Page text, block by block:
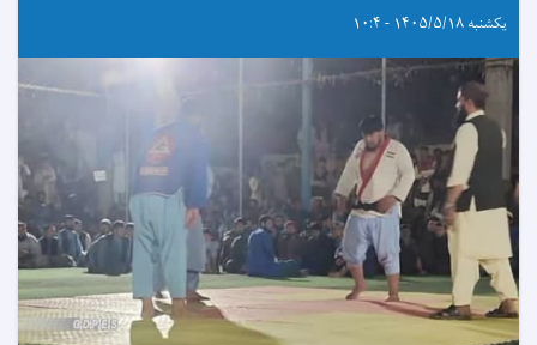
یکشنبه ۱۴۰۵/۵/۱۸ - ۱۰:۴